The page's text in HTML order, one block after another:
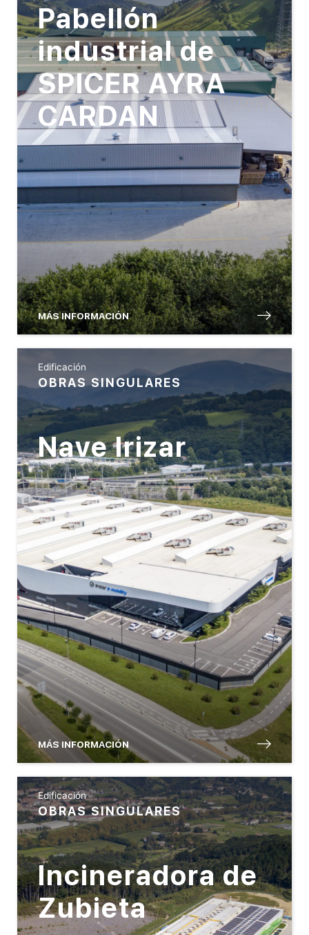
Pabellón
industrial de
SPICER AYRA
CARDAN
MÁS INFORMACIÓN
Edificación
OBRAS SINGULARES
Nave Irizar
MÁS INFORMACIÓN
Edificación
OBRAS SINGULARES
Incineradora de
Zubieta